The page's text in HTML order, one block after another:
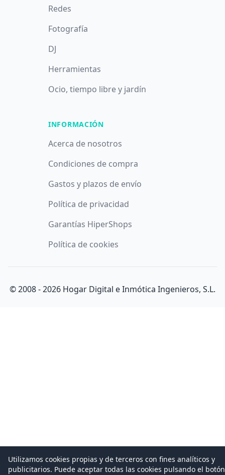
Redes
Fotografía
DJ
Herramientas
Ocio, tiempo libre y jardín
INFORMACIÓN
Acerca de nosotros
Condiciones de compra
Gastos y plazos de envío
Política de privacidad
Garantías HiperShops
Política de cookies
© 2008 -2026 Hogar Digital e Inmótica Ingenieros, S.L.
Utilizamos cookies propias y de terceros con fines analíticos y
publicitarios. Puede aceptar todas las cookies pulsando el botón